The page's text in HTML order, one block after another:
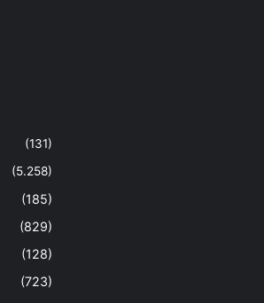
(131)
(5.258)
(185)
(829)
(128)
(723)